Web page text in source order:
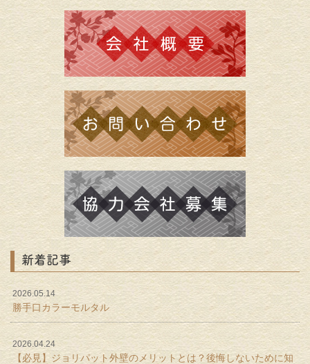
新着記事
2026.05.14
勝手口カラーモルタル
2026.04.24
【必見】ジョリパット外壁のメリットとは？後悔しないために知